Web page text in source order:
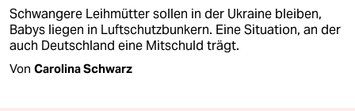
Schwangere Leihmütter sollen in der Ukraine bleiben,
Babys liegen in Luftschutzbunkern. Eine Situation, an der
auch Deutschland eine Mitschuld trägt.
Von Carolina Schwarz